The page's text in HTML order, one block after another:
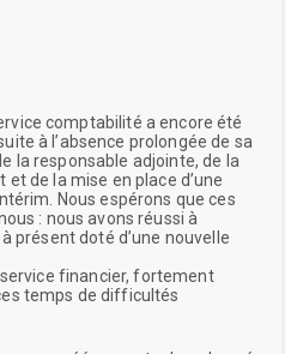
comptabilité a encore été
à l’absence prolongée de sa
la responsable adjointe, de la
de la mise en place d’une
Nous espérons que ces
: nous avons réussi à
présent doté d’une nouvelle
financier, fortement
temps de difficultés